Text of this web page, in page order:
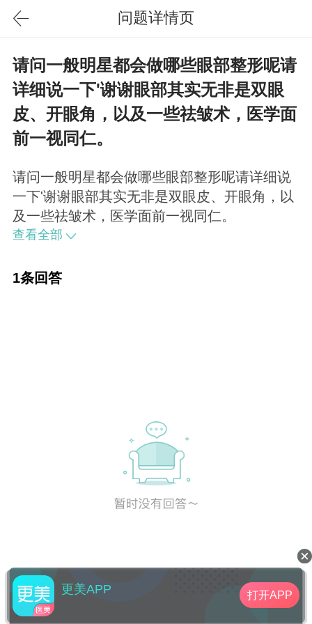
问题详情页
请问一般明星都会做哪些眼部整形呢请
详细说一下'谢谢眼部其实无非是双眼
皮、开眼角，以及一些祛皱术，医学面
前一视同仁。
请问一般明星都会做哪些眼部整形呢请详细说
一下'谢谢眼部其实无非是双眼皮、开眼角，以
及一些祛皱术，医学面前一视同仁。
查看全部
1条回答
更美APP 打开APP